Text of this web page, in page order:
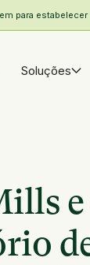
para
Soluções